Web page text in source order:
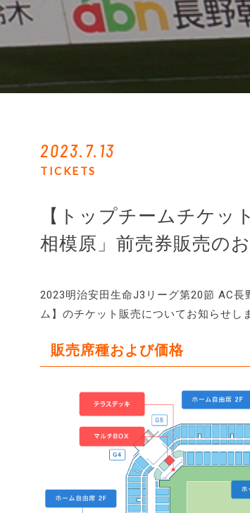
2023.7.13
TICKETS
【トップチームチケッ
相模原」前売券販売の
2023明治安田生命J3リーグ第20節 AC
ム】のチケット販売についてお知らせし
販売席種および価格